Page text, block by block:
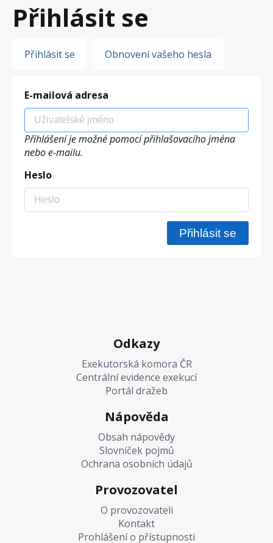
Přihlásit se
Hlavní
Přihlásit se Obnovení vašeho hesla
E-mailová adresa
Přihlášení je možné pomocí přihlašovacího jména
nebo e-mailu.
Heslo
Odkazy
Exekutorská komora ČR
Centrální evidence exekucí
Portál dražeb
Nápověda
Obsah nápovědy
Slovníček pojmů
Ochrana osobních údajů
Provozovatel
O provozovateli
Kontakt
Prohlášení o přístupnosti